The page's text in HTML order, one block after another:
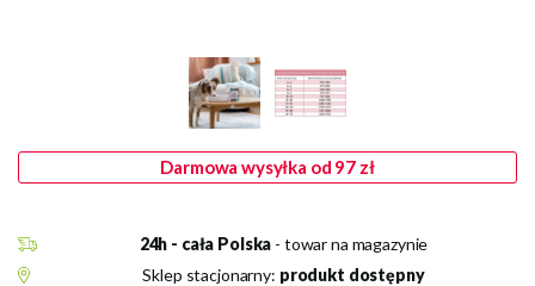
Darmowa wysyłka od 97 zł
24h - cała Polska - towar na magazynie
Sklep stacjonarny: produkt dostępny